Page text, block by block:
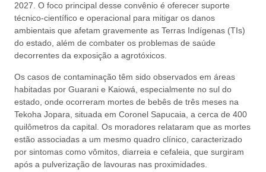
2027. O foco principal desse convênio é oferecer suporte
técnico-científico e operacional para mitigar os danos
ambientais que afetam gravemente as Terras Indígenas (TIs)
do estado, além de combater os problemas de saúde
decorrentes da exposição a agrotóxicos.
Os casos de contaminação têm sido observados em áreas
habitadas por Guarani e Kaiowá, especialmente no sul do
estado, onde ocorreram mortes de bebês de três meses na
Tekoha Jopara, situada em Coronel Sapucaia, a cerca de 400
quilômetros da capital. Os moradores relataram que as mortes
estão associadas a um mesmo quadro clínico, caracterizado
por sintomas como vômitos, diarreia e cefaleia, que surgiram
após a pulverização de lavouras nas proximidades.